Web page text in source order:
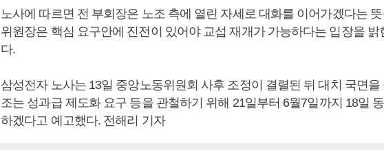
노사에 따르면 전 부회장은 노조 측에 열린 자세로 대화를 이어가겠다는
위원장은 핵심 요구안에 진전이 있어야 교섭 재개가 가능하다는 입장을 밝
다.
삼성전자 노사는 13일 중앙노동위원회 사후 조정이 결렬된 뒤 대치 국면을
조는 성과급 제도화 요구 등을 관철하기 위해 21일부터 6월7일까지 18일
하겠다고 예고했다. 전해리 기자